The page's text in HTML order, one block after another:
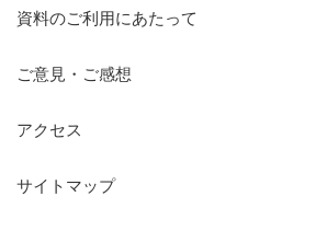
資料のご利用にあたって
ご意見・ご感想
アクセス
サイトマップ